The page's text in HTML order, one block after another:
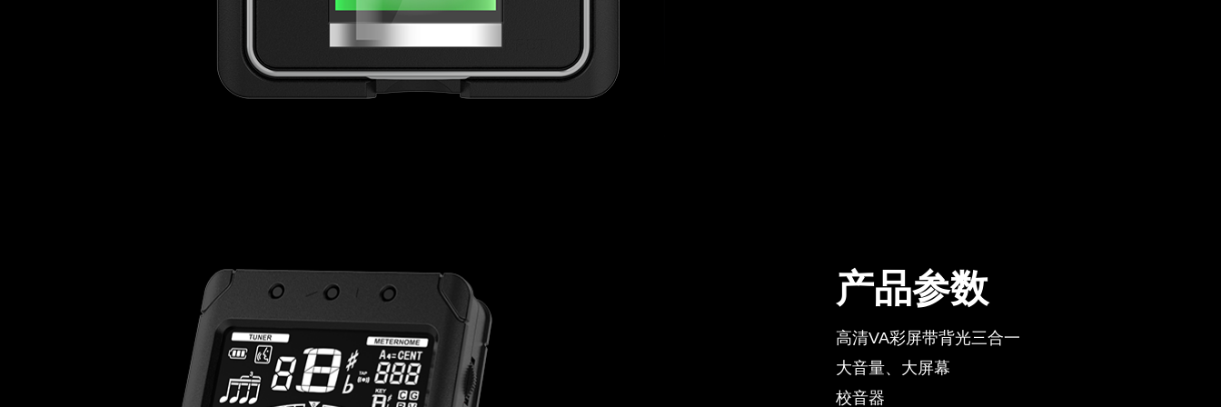
产品参数
高清VA彩屏带背光三合一
大音量、大屏幕
校音器